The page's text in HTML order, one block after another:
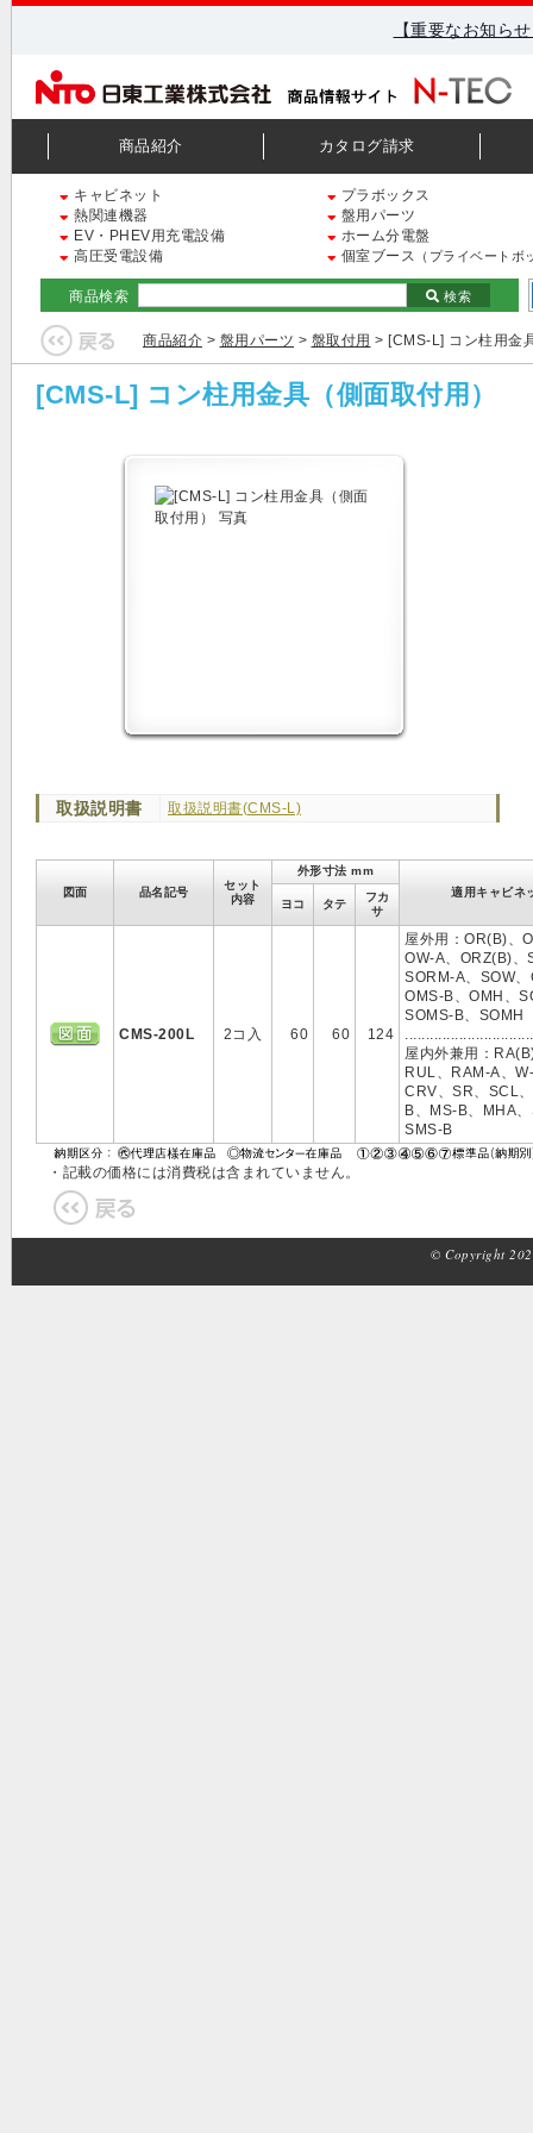
【重要なお知ら
商品紹介 カタログ請求
キャビネット
プラボックス
熱関連機器
盤用パーツ
EV・PHEV用充電設備
ホーム分電盤
高圧受電設備
個室ブース （プライベートボ
商品検索 検索
商品紹介 > 盤用パーツ > 盤取付用 > [CMS-L] コン柱用金
[CMS-L] コン柱用金具（側面取付用）
取扱説明書 取扱説明書(CMS-L)
図面 品名記号
セット
内容
外形寸法 mm
適用キャビネ
ヨコ
タテ
フカ
サ
CMS-200L 2コ入 60 60 124
屋外用：OR(B)、
OW-A、ORZ(B)、
SORM-A、SOW
OMS-B、OMH、
SOMS-B、SOMH
屋内外兼用：
RUL、RAM-A、
CRV、SR、SCL
B、MS-B、MHA
SMS-B
・記載の価格には消費税は含まれていません。
© Copyright